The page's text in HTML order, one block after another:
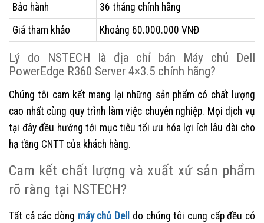
Bảo hành
36 tháng chính hãng
Giá tham khảo
Khoảng 60.000.000 VNĐ
Lý do NSTECH là địa chỉ bán Máy chủ Dell
PowerEdge R360 Server 4×3.5 chính hãng?
Chúng tôi cam kết mang lại những sản phẩm có chất lượng
cao nhất cùng quy trình làm việc chuyên nghiệp. Mọi dịch vụ
tại đây đều hướng tới mục tiêu tối ưu hóa lợi ích lâu dài cho
hạ tầng CNTT của khách hàng.
Cam kết chất lượng và xuất xứ sản phẩm
rõ ràng tại NSTECH?
Tất cả các dòng máy chủ Dell
do chúng tôi cung cấp đều có